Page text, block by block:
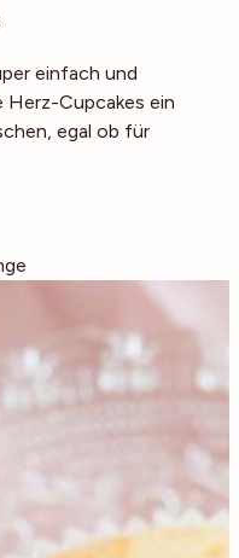
einfach und
Herz-Cupcakes ein
egal ob für